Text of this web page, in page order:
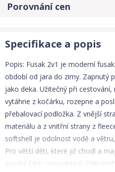
Porovnání cen
Specifikace a popis
Popis: Fusak 2v1 je moderní
období od jara do zimy. Zapnutý
jako deka. Užitečný při
vytáhne z kočárku, rozepne a
přebalovací podložka. Z vnější
materiálu a z vnitřní strany z
softshell je odolnost vodě a
Pro větší děti, které již chodí a
spodní části omyvatelný. Děti